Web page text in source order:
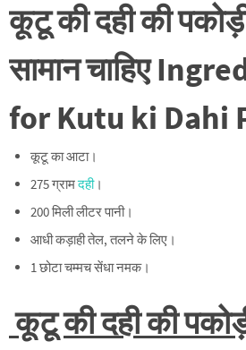
कूटू की दही की
सामान चाहिए
for Kutu ki Dahi
कूटू का आटा।
275 ग्रामदही।
200 मिली लीटर पानी।
आधी कड़ाही तेल, तलने के लिए।
1 छोटा चम्मच सेंधा नमक।
कूटू की दही की